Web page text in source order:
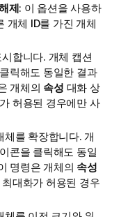
제: 이 옵션을 사용하
개체 ID를 가진 개체
합니다. 개체 캡션
릭해도 동일한 결과
개체의 속성 대화 상
허용된 경우에만 사
를 확장합니다. 개
콘을 클릭해도 동일
명령은 개체의 속성
대화가 허용된 경우